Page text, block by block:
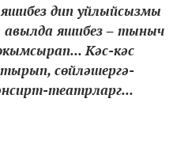
дип уйлыйсызмы
авылда яшибез ‒ тыныч
Кәс-кәс
сөйләшергә-
театрларг...